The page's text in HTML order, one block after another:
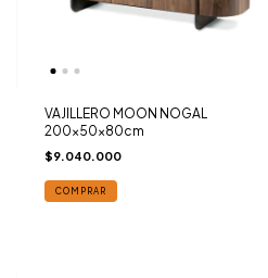
VAJILLERO MOON NOGAL
200x50x80cm
$9.040.000
COMPRAR